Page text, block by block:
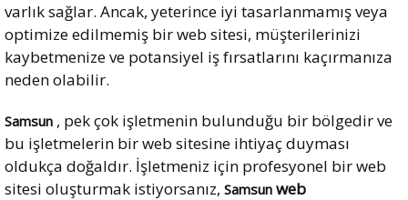
varlık sağlar. Ancak, yeterince iyi tasarlanmamış veya
optimize edilmemiş bir web sitesi, müşterilerinizi
kaybetmenize ve potansiyel iş fırsatlarını kaçırmanıza
neden olabilir.
Samsun , pek çok işletmenin bulunduğu bir bölgedir ve
bu işletmelerin bir web sitesine ihtiyaç duyması
oldukça doğaldır. İşletmeniz için profesyonel bir web
sitesi oluşturmak istiyorsanız, Samsun web